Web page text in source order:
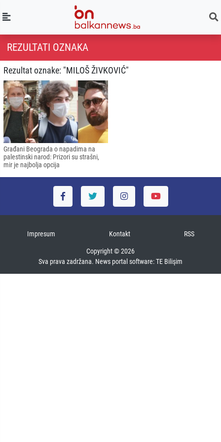
REZULTATI OZNAKA
Rezultat oznake: "MILOŠ ŽIVKOVIĆ"
Građani Beograda o napadima na
palestinski narod: Prizori su strašni,
mir je najbolja opcija
Impresum Kontakt RSS
Copyright © 2026
Sva prava zadržana. News portal software:TE Bilişim